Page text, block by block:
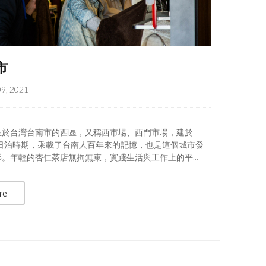
2021
台灣台南市的西區，又稱西市場、西門市場，建於
治時期，乘載了台南人百年來的記憶，也是這個城市發
年輕的杏仁茶店無拘無束，實踐生活與工作上的平...